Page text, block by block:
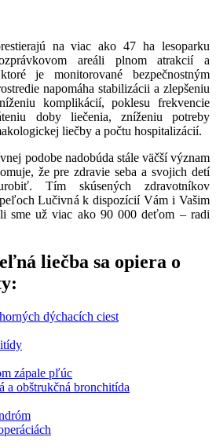
na viac ako 47 ha lesoparku
areáli plnom atrakcií a
je monitorované bezpečnostným
napomáha stabilizácii a zlepšeniu
komplikácií, poklesu frekvencie
doby liečenia, zníženiu potreby
liečby a počtu hospitalizácií.
podobe nadobúda stále väčší význam
že pre zdravie seba a svojich detí
Tím skúsených zdravotníkov
Lučivná k dispozícií Vám i Vašim
sme už viac ako 90 000 deťom – radi
liečba sa opiera o
dýchacích ciest
zápale pľúc
a obštrukčná bronchitída